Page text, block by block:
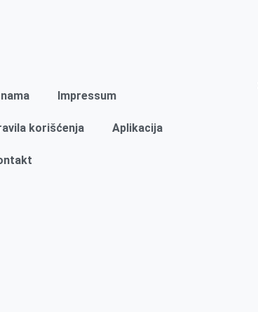
Impressum
korišćenja Aplikacija